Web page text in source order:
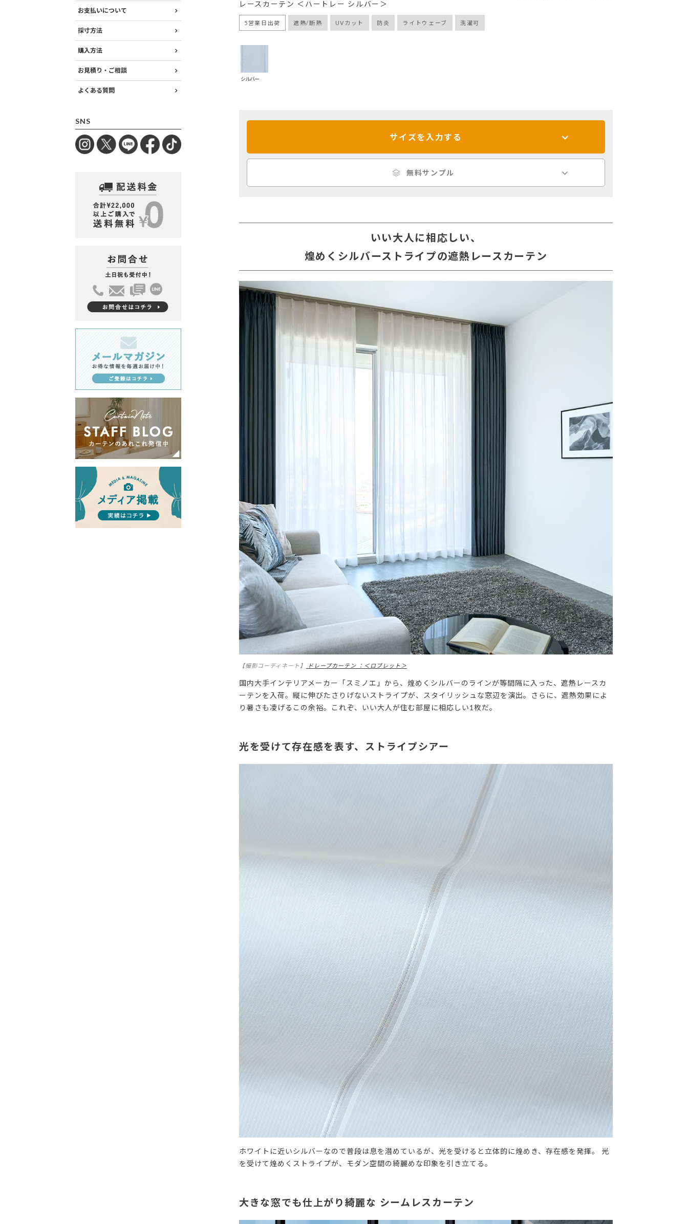
お支払いについて
採寸方法
購入方法
お見積り・ご相談
よくある質問
SNS
レースカーテン ＜ハートレー シルバー＞
5営業日出荷 遮熱/断熱 UVカット 防炎 ライトウェーブ 洗濯可
シルバー
サイズを入力する
無料サンプル
いい大人に相応しい、
煌めくシルバーストライプの遮熱レースカーテン
【撮影コーディネート】 ドレープカーテン ：＜ロブレット＞
国内大手インテリアメーカー「スミノエ」から、煌めくシルバーのラインが等間隔に入った、遮熱レースカ
ーテンを入荷。縦に伸びたさりげないストライプが、スタイリッシュな窓辺を演出。さらに、遮熱効果によ
り暑さも凌げるこの余裕。これぞ、いい大人が住む部屋に相応しい1枚だ。
光を受けて存在感を表す、ストライプシアー
ホワイトに近いシルバーなので普段は息を潜めているが、光を受けると立体的に煌めき、存在感を発揮。 光
を受けて煌めくストライプが、モダン空間の綺麗めな印象を引き立てる。
大きな窓でも仕上がり綺麗な シームレスカーテン